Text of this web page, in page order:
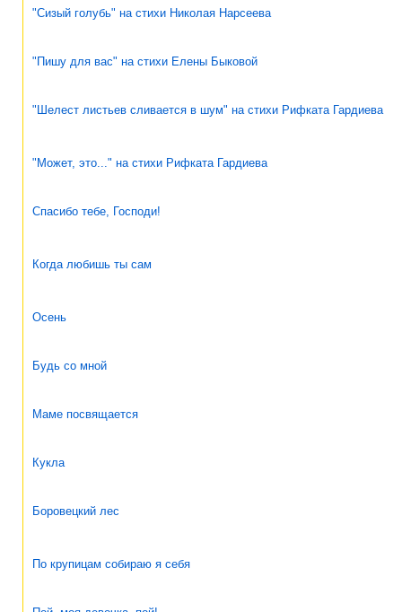
"Сизый голубь" на стихи Николая Нарсеева
"Пишу для вас" на стихи Елены Быковой
"Шелест листьев сливается в шум" на стихи Рифката Гардиева
"Может, это..." на стихи Рифката Гардиева
Спасибо тебе, Господи!
Когда любишь ты сам
Осень
Будь со мной
Маме посвящается
Кукла
Боровецкий лес
По крупицам собираю я себя